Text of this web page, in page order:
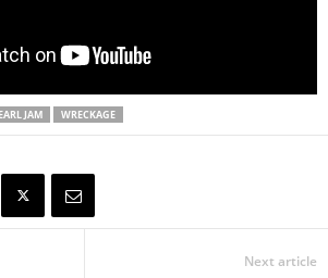
JAM WRECKAGE
Next article